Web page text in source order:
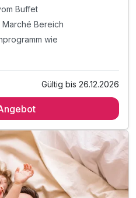
Buffet
Bereich
wie
Buffet
wie
des Weihnachtsmannes
Essenszeiten
Gültig bis 26.12.2026